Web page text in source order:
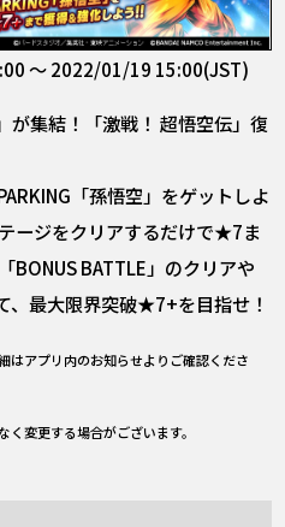
～ 2022/01/19 15:00(JST)
が集結！「激戦！ 超悟空伝」復
「孫悟空」をゲットしよ
ージをクリアするだけで★7ま
BONUS BATTLE」のクリアや
、最大限界突破★7+を目指せ！
アプリ内のお知らせよりご確認くださ
変更する場合がございます。